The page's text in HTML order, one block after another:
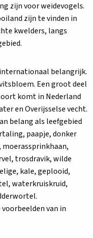
zijn voor weidevogels.
zijn te vinden in
kwelders, langs
belangrijk.
Een groot deel
komt in Nederland
en Overijsselse vecht.
belang als leefgebied
paapje, donker
trosdravik, wilde
kale, geplooid,
waterkruiskruid,
van in